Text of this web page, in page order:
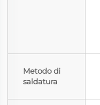
Metodo di
saldatura